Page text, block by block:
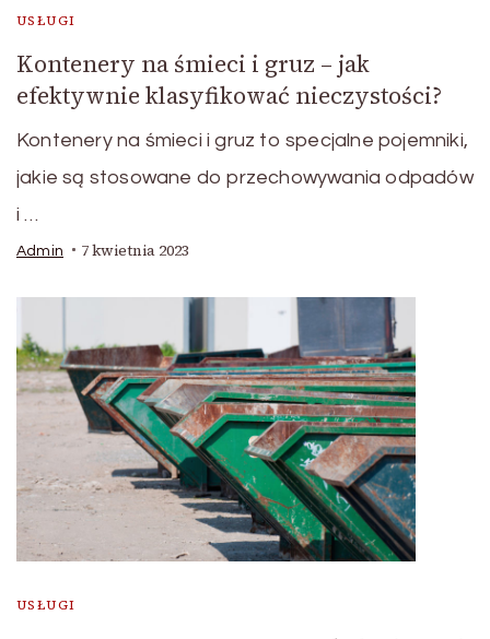
USŁUGI
Kontenery na śmieci i gruz – jak
efektywnie klasyfikować nieczystości?
Kontenery na śmieci i gruz to specjalne pojemniki,
jakie są stosowane do przechowywania odpadów
i …
Admin 7 kwietnia 2023
USŁUGI